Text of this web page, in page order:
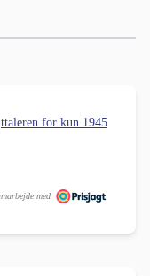
for kun 1945
med